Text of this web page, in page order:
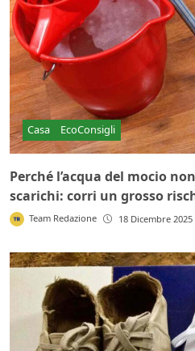
Casa EcoConsigli
Perché l’acqua del mocio
scarichi: corri un grosso
Team Redazione 18 Dicembre 2025